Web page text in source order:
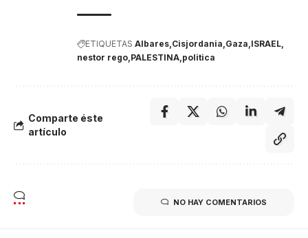
ETIQUETAS Albares Cisjordania Gaza ISRAEL
nestor rego PALESTINA politica
Comparte éste
artículo
NO HAY COMENTARIOS